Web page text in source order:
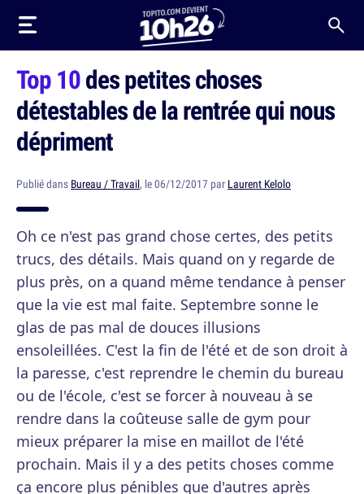
Top 10des petites choses
détestables de la rentrée qui nous
dépriment
Publié dans Bureau / Travail, le 06/12/2017 par Laurent Kelolo
Oh ce n'est pas grand chose certes, des petits
trucs, des détails. Mais quand on y regarde de
plus près, on a quand même tendance à penser
que la vie est mal faite. Septembre sonne le
glas de pas mal de douces illusions
ensoleillées. C'est la fin de l'été et de son droit à
la paresse, c'est reprendre le chemin du bureau
ou de l'école, c'est se forcer à nouveau à se
rendre dans la coûteuse salle de gym pour
mieux préparer la mise en maillot de l'été
prochain. Mais il y a des petits choses comme
ça encore plus pénibles que d'autres après